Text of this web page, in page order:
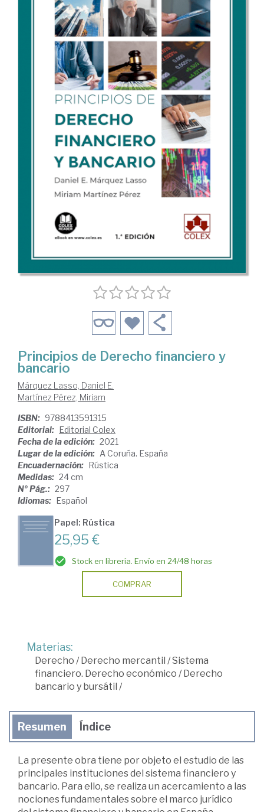
Principios de Derecho financiero y
bancario
Márquez Lasso, Daniel E.
Martínez Pérez, Miriam
ISBN: 9788413591315
Editorial: Editorial Colex
Fecha de la edición: 2021
Lugar de la edición: A Coruña. España
Encuadernación: Rústica
Medidas: 24 cm
Nº Pág.: 297
Idiomas: Español
Papel: Rústica
25,95 €
Stock en librería. Envío en 24/48 horas
COMPRAR
Materias:
Derecho / Derecho mercantil /Sistema
financiero. Derecho económico / Derecho
bancario y bursátil /
Resumen Índice
La presente obra tiene por objeto el estudio de las
principales instituciones del sistema financiero y
bancario. Para ello, se realiza un acercamiento a las
nociones fundamentales sobre el marco jurídico